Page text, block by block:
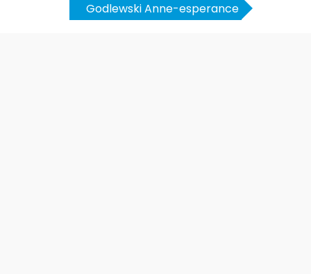
Godlewski Anne-esperance